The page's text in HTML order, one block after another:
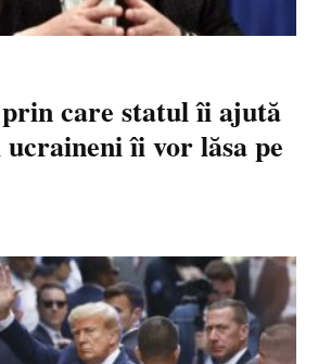
care statul îi ajută
îi vor lăsa pe